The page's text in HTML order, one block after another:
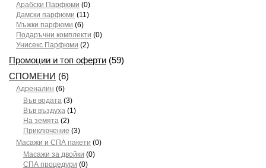
Арабски Парфюми (0)
Дамски парфюми (11)
Мъжки парфюми (6)
Подаръчни комплекти (0)
Унисекс Парфюми (2)
Промоции и топ оферти (59)
СПОМЕНИ (6)
Адреналин (6)
Във водата (3)
Във въздуха (1)
На земята (2)
Приключение (3)
Масажи и СПА пакети (0)
Масажи за двойки (0)
СПА процедури (0)